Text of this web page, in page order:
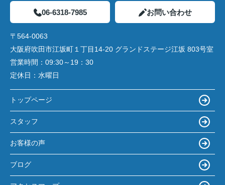
06-6318-7985 お問い合わせ
〒564-0063
大阪府吹田市江坂町１丁目14‐20 グランドステージ江坂 803号室
営業時間： 09:30～19：30
定休日： 水曜日
トップページ
スタッフ
お客様の声
ブログ